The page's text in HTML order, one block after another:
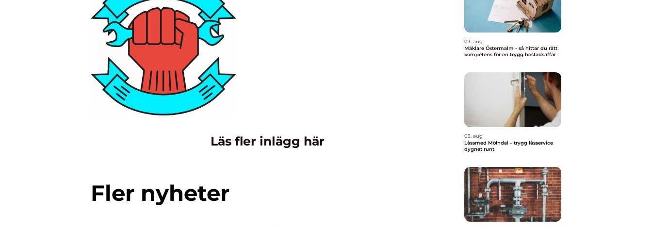
Läs fler inlägg här
Fler nyheter
03. aug
Mäklare Östermalm - så hittar du rätt
kompetens för en trygg bostadsaffär
03. aug
Låssmed Mölndal – trygg låsservice
dygnet runt